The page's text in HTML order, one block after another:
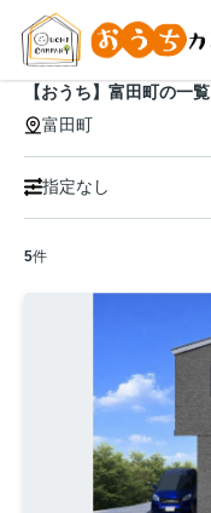
【おうち】富田町の一覧
富田町
指定なし
5件